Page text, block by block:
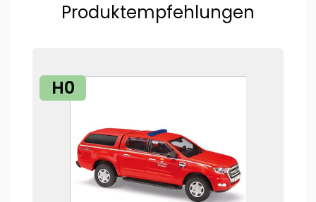
Produktempfehlungen
H0